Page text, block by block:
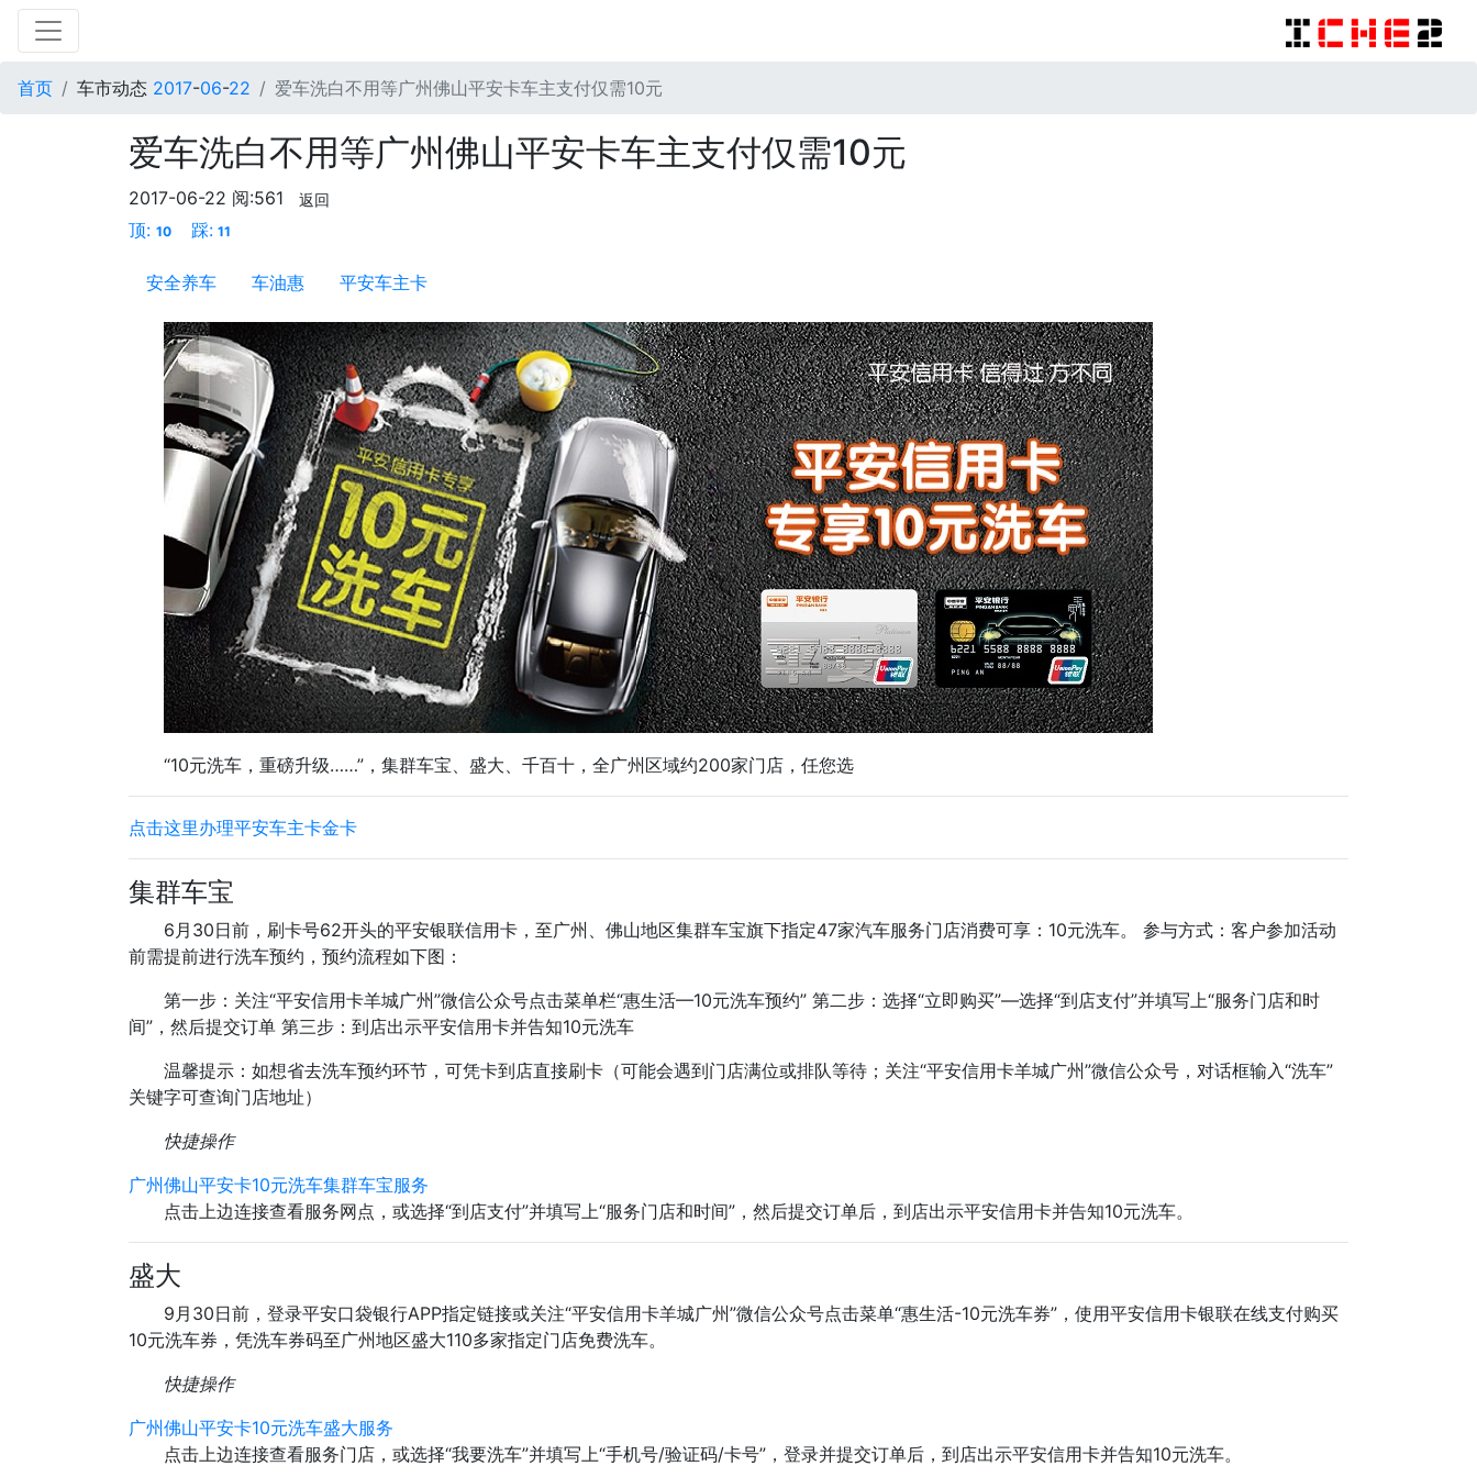
首页 车市动态 2017-06-22 爱车洗白不用等广州佛山平安卡车主支付仅需10元
爱车洗白不用等广州佛山平安卡车主支付仅需10元
2017-06-22 阅:561 返回
顶: 10 踩: 11
安全养车 车油惠 平安车主卡
“10元洗车，重磅升级……”，集群车宝、盛大、千百十，全广州区域约200家门店，任您选
点击这里办理平安车主卡金卡
集群车宝
6月30日前，刷卡号62开头的平安银联信用卡，至广州、佛山地区集群车宝旗下指定47家汽车服务门店消费可享：10元洗车。 参与方式：客户参加活动
前需提前进行洗车预约，预约流程如下图：
第一步：关注“平安信用卡羊城广州”微信公众号点击菜单栏“惠生活—10元洗车预约” 第二步：选择“立即购买”—选择“到店支付”并填写上“服务门店和时
间”，然后提交订单 第三步：到店出示平安信用卡并告知10元洗车
温馨提示：如想省去洗车预约环节，可凭卡到店直接刷卡（可能会遇到门店满位或排队等待；关注“平安信用卡羊城广州”微信公众号，对话框输入“洗车”
关键字可查询门店地址）
快捷操作
广州佛山平安卡10元洗车集群车宝服务
点击上边连接查看服务网点，或选择“到店支付”并填写上“服务门店和时间”，然后提交订单后，到店出示平安信用卡并告知10元洗车。
盛大
9月30日前，登录平安口袋银行APP指定链接或关注“平安信用卡羊城广州”微信公众号点击菜单“惠生活-10元洗车券”，使用平安信用卡银联在线支付购买
10元洗车券，凭洗车券码至广州地区盛大110多家指定门店免费洗车。
快捷操作
广州佛山平安卡10元洗车盛大服务
点击上边连接查看服务门店，或选择“我要洗车”并填写上“手机号/验证码/卡号”，登录并提交订单后，到店出示平安信用卡并告知10元洗车。